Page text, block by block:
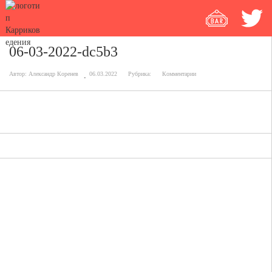
06-03-2022-dc5b3
Автор: Александр Коренев 06.03.2022 Рубрика: Комментарии